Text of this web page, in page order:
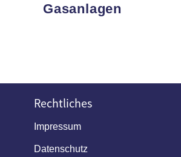
Gasanlagen
Rechtliches
Impressum
Datenschutz